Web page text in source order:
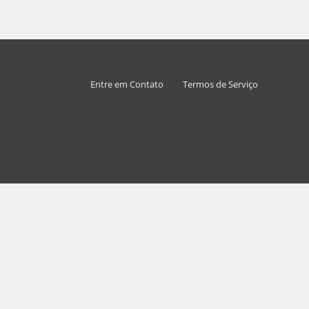
Entre em Contato Termos de Serviço